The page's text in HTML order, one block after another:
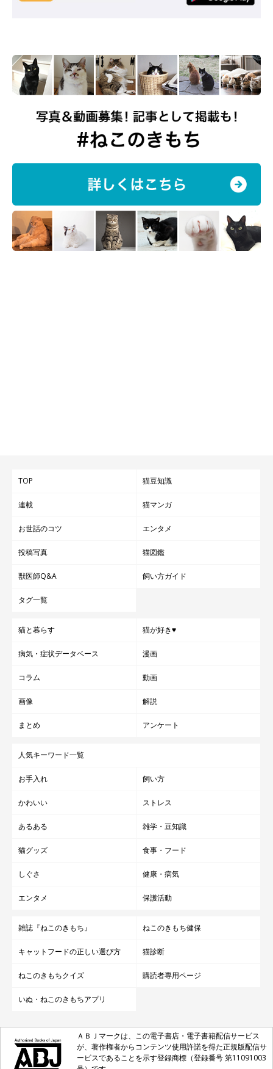
顔が…（笑）
@jirosan77
ために、撮影してみたのだそうです。
飼い主さん：
てんぷらくんは、とっても甘えん坊♪
YouTube
くて、家に来た初日から飼い主さんにべったりだったのだとか
TOP 猫豆知識
連載 猫マンガ
お世話のコツ エンタメ
投稿写真 猫図鑑
獣医師Q&A 飼い方ガイド
タグ一覧
猫と暮らす 猫が好き♥
病気・症状データベース 漫画
コラム 動画
画像 解説
まとめ アンケート
人気キーワード一覧
お手入れ 飼い方
かわいい ストレス
あるある 雑学・豆知識
猫グッズ 食事・フード
しぐさ 健康・病気
エンタメ 保護活動
雑誌『ねこのきもち』 ねこのきもち健保
キャットフードの正しい選び方 猫診断
ねこのきもちクイズ 購読者専用ページ
いぬ・ねこのきもちアプリ
ＡＢＪマークは、この電子書店・電子書籍配信サービス
が、著作権者からコンテンツ使用許諾を得た正規版配信サ
ービスであることを示す登録商標（登録番号 第11091003